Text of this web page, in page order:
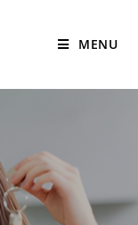
MENU